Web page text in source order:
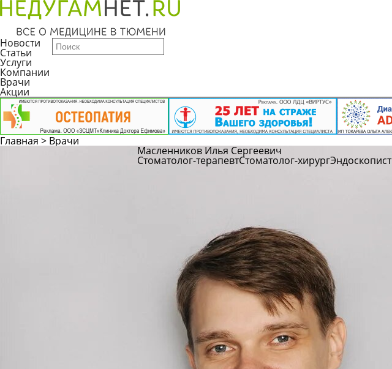
Новости
Статьи
Услуги
Компании
Врачи
Акции
Главная > Врачи
Масленников Илья Сергеевич
Стоматолог-терапевтСтоматолог-хирургЭндоскопист